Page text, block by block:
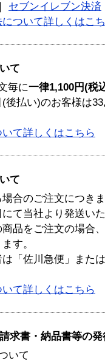
セブンイレブン決済
ついて詳しくはこ
て
毎に一律1,100円(税
払い)のお客様は
て詳しくはこちら
て
合のご注文につき
て当社より発送い
品をご注文の場合
す。
「佐川急便」また
て詳しくはこちら
求書・納品書等の
いて